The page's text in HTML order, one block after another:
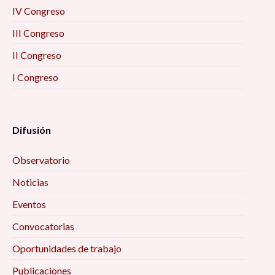
IV Congreso
III Congreso
II Congreso
I Congreso
Difusión
Observatorio
Noticias
Eventos
Convocatorias
Oportunidades de trabajo
Publicaciones